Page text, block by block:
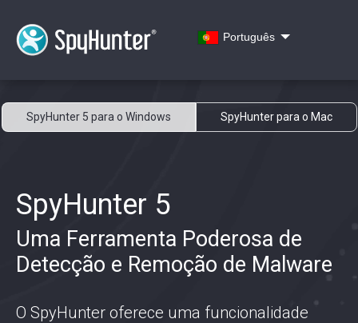
SpyHunter 5 para o Windows SpyHunter para o Mac
SpyHunter 5
Uma Ferramenta Poderosa de
Detecção e Remoção de Malware
O SpyHunter oferece uma funcionalidade
Português